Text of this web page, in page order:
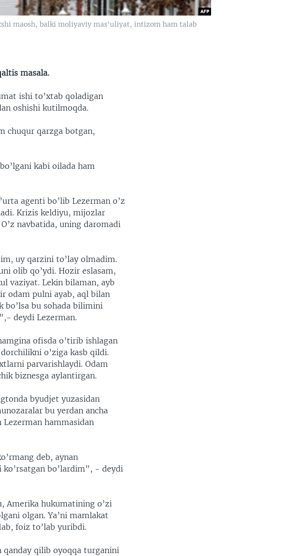
maosh, balki moliyaviy mas'uliyat, intizom ham talab
masala.
ishi to’xtab qoladigan
oshishi kutilmoqda.
chuqur qarzga botgan,
kabi oilada ham
agenti bo’lib Lezerman o’z
Krizis keldiyu, mijozlar
navbatida, uning daromadi
uy qarzini to’lay olmadim.
olib qo’ydi. Hozir eslasam,
vaziyat. Lekin bilaman, ayb
odam pulni ayab, aql bilan
bo’lsa bu sohada bilimini
deydi Lezerman.
ofisda o’tirib ishlagan
o’ziga kasb qildi.
parvarishlaydi. Odam
biznesga aylantirgan.
byudjet yuzasidan
bu yerdan ancha
Lezerman hammasidan
deb, aynan
bo’lardim", - deydi
Amerika hukumatining o’zi
olgan. Ya’ni mamlakat
foiz to’lab yuribdi.
qanday qilib oyoqqa turganini